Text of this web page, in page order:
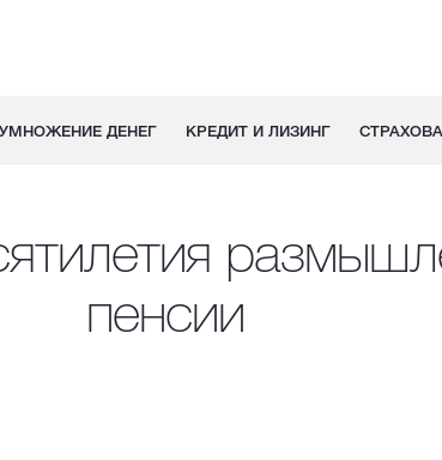
ДЕНЕГ КРЕДИТ И ЛИЗИНГ
пенсии